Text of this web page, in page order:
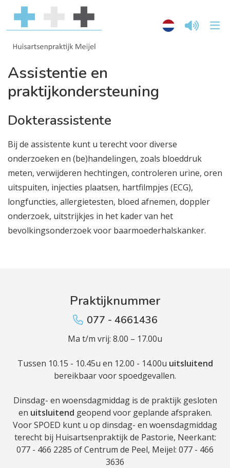
Assistentie en
praktijkondersteuning
Dokterassistente
Bij de assistente kunt u terecht voor diverse
onderzoeken en (be)handelingen, zoals bloeddruk
meten, verwijderen hechtingen, controleren urine, oren
uitspuiten, injecties plaatsen, hartfilmpjes (ECG),
longfuncties, allergietesten, bloed afnemen, doppler
onderzoek, uitstrijkjes in het kader van het
bevolkingsonderzoek voor baarmoederhalskanker.
Praktijknummer
077 - 4661436
Ma t/m vrij: 8.00 – 17.00u
Tussen 10.15 - 10.45u en 12.00 - 14.00u uitsluitend
bereikbaar voor spoedgevallen.
Dinsdag- en woensdagmiddag is de praktijk gesloten
en uitsluitend geopend voor geplande afspraken.
Voor SPOED kunt u op dinsdag- en woensdagmiddag
terecht bij Huisartsenpraktijk de Pastorie, Neerkant:
077 - 466 2285 of Centrum de Peel, Meijel: 077 - 466
3636